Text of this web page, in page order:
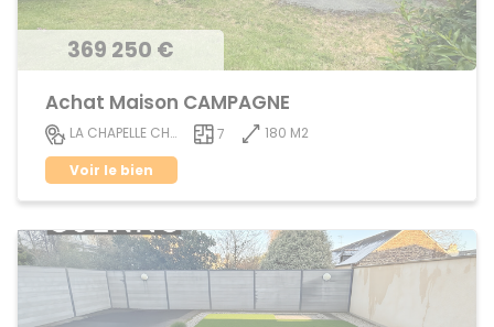
369 250 €
Achat Maison CAMPAGNE
LA CHAPELLE CHAUSSEE 7
180 M2
Voir le bien